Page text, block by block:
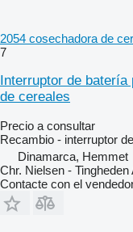
2054 cosechadora de
7
Interruptor de batería
de cereales
Precio a consultar
Recambio - interruptor
Dinamarca, Hemmet
Chr. Nielsen - Tingheden
Contacte con el